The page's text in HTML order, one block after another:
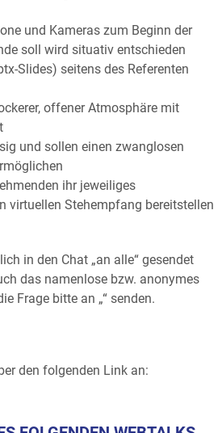
und Kameras zum Beginn der
soll wird situativ entschieden
Slides) seitens des Referenten
offener Atmosphäre mit
und sollen einen zwanglosen
ihr jeweiliges
virtuellen Stehempfang bereitstellen
in den Chat „an alle“ gesendet
das namenlose bzw. anonymes
Frage bitte an „“ senden.
den folgenden Link an: